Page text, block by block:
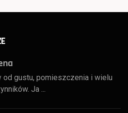
od gustu, pomieszczenia i wielu
Ja ...